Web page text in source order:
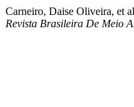
Carneiro, Daise Oliveira, et
Revista Brasileira De Meio